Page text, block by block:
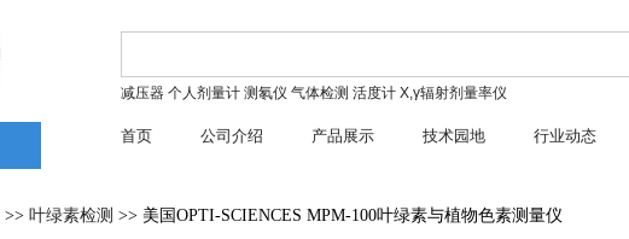
减压器 个人剂量计 测氡仪 气体检测 活度计 X,γ辐射剂量率仪
首页 公司介绍 产品展示 技术园地 行业动态
>> 叶绿素检测 >> 美国OPTI-SCIENCES MPM-100叶绿素与植物色素测量仪